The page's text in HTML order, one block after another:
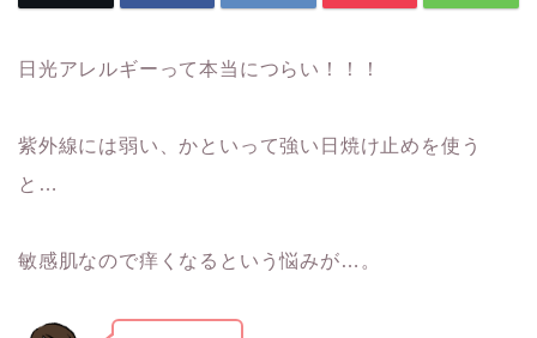
日光アレルギーって本当につらい！！！
紫外線には弱い、かといって強い日焼け止めを使う
と…
敏感肌なので痒くなるという悩みが…。